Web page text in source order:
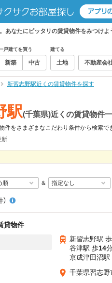
あなたにピッタリの賃貸物件をみつけよ
戸建てを買う
新築 中古
建てる
土地 不動産会
新習志野駅近くの賃貸物件を探す
駅(千葉県)近くの賃貸物件
件をさまざまなこだわり条件から検索で
新
＆
貸物件
新習志野駅 歩
谷津駅 歩14
京成津田沼駅
千葉県習志野